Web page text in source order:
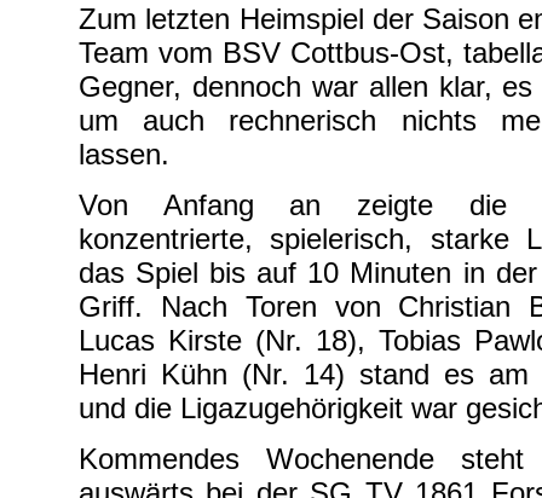
Zum letzten Heimspiel der Saison
Team vom BSV Cottbus-Ost,
Gegner, dennoch war allen klar,
um auch rechnerisch nichts
lassen.
Von Anfang an zeigte die
konzentrierte, spielerisch, starke
das Spiel bis auf 10 Minuten in
Griff. Nach Toren von Christian
Lucas Kirste (Nr. 18), Tobias
Henri Kühn (Nr. 14) stand es am
und die Ligazugehörigkeit war
Kommendes Wochenende